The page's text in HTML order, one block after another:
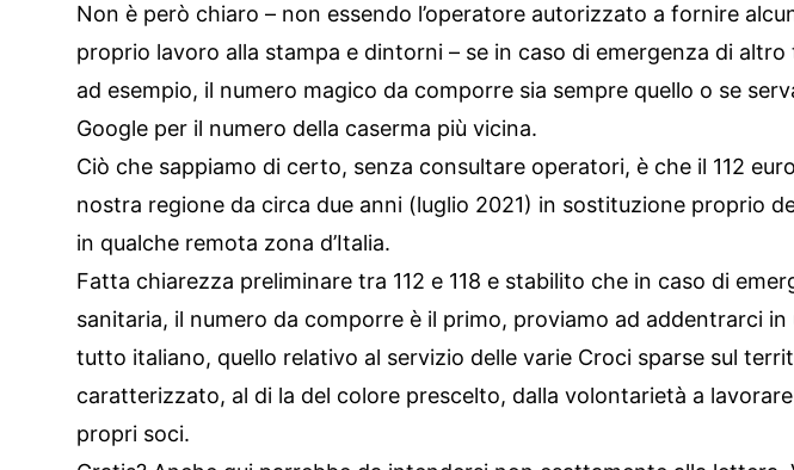
Non è però chiaro – non essendo l’operatore autorizzato a fornire
proprio lavoro alla stampa e dintorni – se in caso di emergenza di
ad esempio, il numero magico da comporre sia sempre quello o se
Google per il numero della caserma più vicina.
Ciò che sappiamo di certo, senza consultare operatori, è che il 112
nostra regione da circa due anni (luglio 2021) in sostituzione proprio
in qualche remota zona d’Italia.
Fatta chiarezza preliminare tra 112 e 118 e stabilito che in caso di
sanitaria, il numero da comporre è il primo, proviamo ad addentrarci in
tutto italiano, quello relativo al servizio delle varie Croci sparse sul
caratterizzato, al di la del colore prescelto, dalla volontarietà a
propri soci.